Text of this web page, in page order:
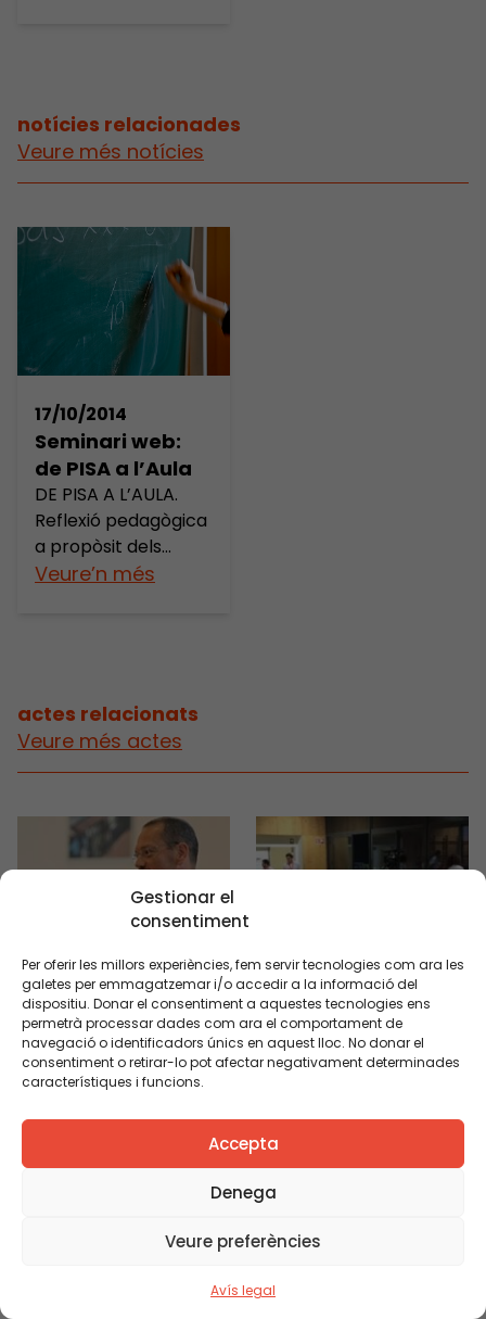
Gestionar el
consentiment
Per oferir les millors experiències, fem servir tecnologies com ara les
galetes per emmagatzemar i/o accedir a la informació del
dispositiu. Donar el consentiment a aquestes tecnologies ens
permetrà processar dades com ara el comportament de
navegació o identificadors únics en aquest lloc. No donar el
consentiment o retirar-lo pot afectar negativament determinades
característiques i funcions.
Accepta
Denega
Veure preferències
Avís legal
notícies relacionades
Veure més notícies
17/10/2014
Seminari web:
de PISA a l’Aula
DE PISA A L’AULA.
Reflexió pedagògica
a propòsit dels
resultats PISA per a
matemàtiques i
científiques? Des de
fa deu anys la
Fundació Jaume
anàlisi de les dades
PISA per a
Catalunya.Amb els
darrers resultats
per l’OCDE […]
Veure’n més
actes relacionats
Veure més actes
- 17:00h
09/01/2017 17:00h -
18:00h
Aprenentatge
iguals
Com superar les
resistències i